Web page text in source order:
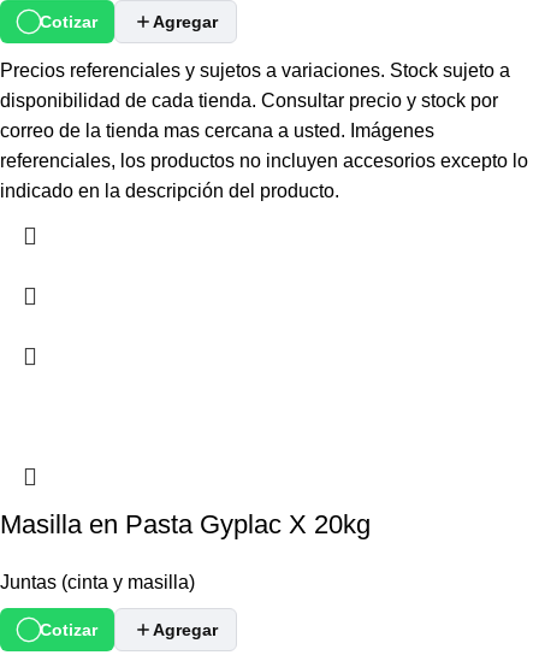
Cotizar Agregar
Precios referenciales y sujetos a variaciones. Stock sujeto a
disponibilidad de cada tienda. Consultar precio y stock por
correo de la tienda mas cercana a usted. Imágenes
referenciales, los productos no incluyen accesorios excepto lo
indicado en la descripción del producto.
Masilla en Pasta Gyplac X 20kg
Juntas (cinta y masilla)
Cotizar Agregar